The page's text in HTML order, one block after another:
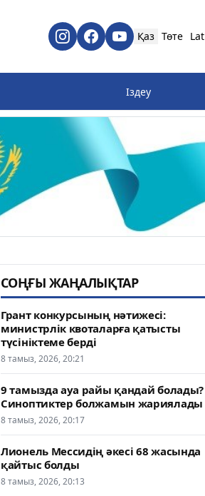
Қаз Төте Lat
СОҢҒЫ ЖАҢАЛЫҚТАР
Грант конкурсының нәтижесі:
министрлік квоталарға қатысты
түсініктеме берді
8 тамыз, 2026, 20:21
9 тамызда ауа райы қандай болады?
Синоптиктер болжамын жариялады
8 тамыз, 2026, 20:17
Лионель Мессидің әкесі 68 жасында
қайтыс болды
8 тамыз, 2026, 20:13